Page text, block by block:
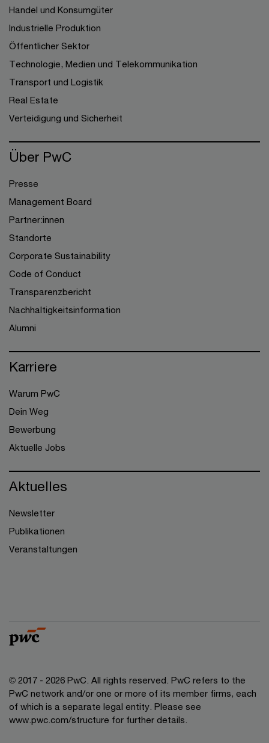
Handel und Konsumgüter
Industrielle Produktion
Öffentlicher Sektor
Technologie, Medien und Telekommunikation
Transport und Logistik
Real Estate
Verteidigung und Sicherheit
Über PwC
Presse
Management Board
Partner:innen
Standorte
Corporate Sustainability
Code of Conduct
Transparenzbericht
Nachhaltigkeitsinformation
Alumni
Karriere
Warum PwC
Dein Weg
Bewerbung
Aktuelle Jobs
Aktuelles
Newsletter
Publikationen
Veranstaltungen
© 2017 - 2026 PwC. All rights reserved. PwC refers to the
PwC network and/or one or more of its member firms, each
of which is a separate legal entity. Please see
www.pwc.com/structure for further details.